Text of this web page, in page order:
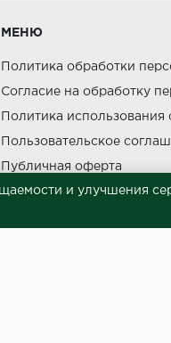
МЕНЮ
Политика обработки
Согласие на обработку
Политика использования
Пользовательское
Публичная оферта
Сведения о продавце
и улучшения